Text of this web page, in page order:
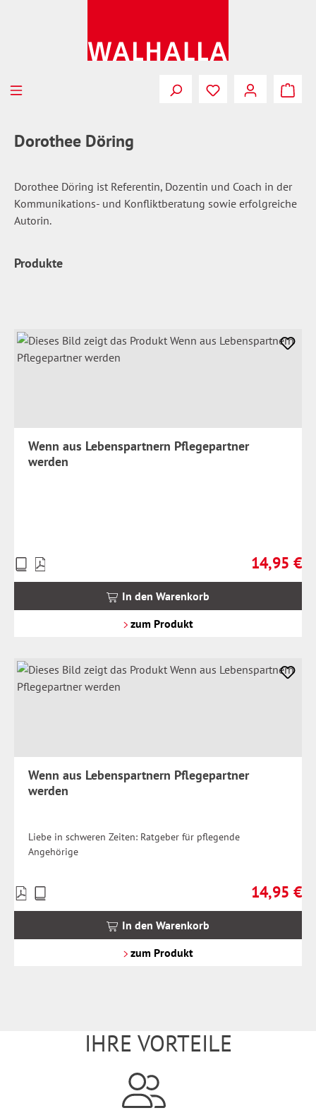
Du hast 0
Dorothee Döring
Dorothee Döring ist Referentin, Dozentin und Coach in der
Kommunikations- und Konfliktberatung sowie erfolgreiche
Autorin.
Produkte
Wenn aus Lebenspartnern Pflegepartner
werden
Regulärer
14,95 €
Preise
inkl.
In den Warenkorb
zum Produkt
Wenn aus Lebenspartnern Pflegepartner
werden
Liebe in schweren Zeiten: Ratgeber für pflegende
Angehörige
Regulärer
14,95 €
Preise
inkl.
In den Warenkorb
zum Produkt
IHRE VORTEILE